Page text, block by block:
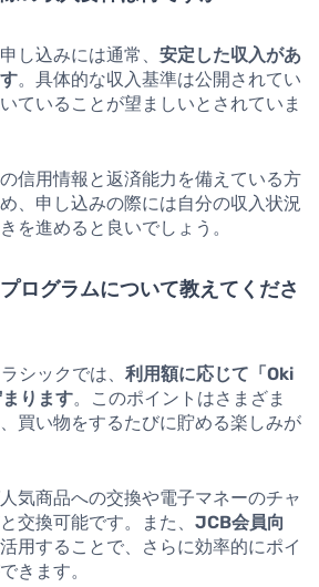
し込みには通常、 安定した収入があ
。具体的な収入基準は公開されてい
ていることが望ましいとされていま
信用情報と返済能力を備えている方
、申し込みの際には自分の収入状況
を進めると良いでしょう。
ログラムについて教えてくださ
シックでは、 利用額に応じて「Oki
ります。このポイントはさまざま
買い物をするたびに貯める楽しみが
気商品への交換や電子マネーのチャ
交換可能です。また、 JCB会員向
用することで、さらに効率的にポイ
きます。